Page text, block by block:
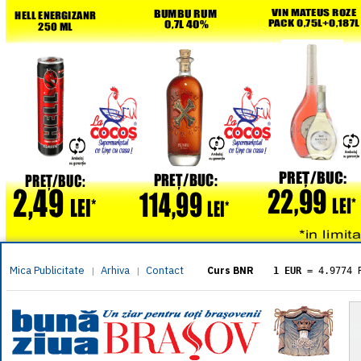
Mica Publicitate | Arhiva | Contact Curs BNR 1 EUR = 4.9774
= 5.8304
1 XAU= 464.4611
1 AED= 1.1933
1 AUD= 2.7957
1 BGN= 2.5449